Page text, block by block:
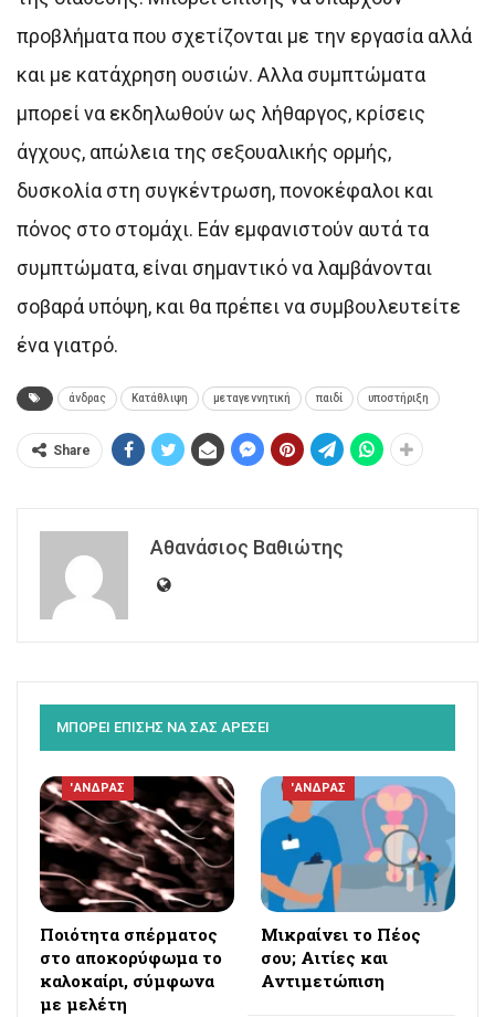
προβλήματα που σχετίζονται με την εργασία αλλά
και με κατάχρηση ουσιών. Αλλα συμπτώματα
μπορεί να εκδηλωθούν ως λήθαργος, κρίσεις
άγχους, απώλεια της σεξουαλικής ορμής,
δυσκολία στη συγκέντρωση, πονοκέφαλοι και
πόνος στο στομάχι. Εάν εμφανιστούν αυτά τα
συμπτώματα, είναι σημαντικό να λαμβάνονται
σοβαρά υπόψη, και θα πρέπει να συμβουλευτείτε
ένα γιατρό.
άνδρας Κατάθλιψη μεταγεννητική παιδί υποστήριξη
Share
Αθανάσιος Βαθιώτης
ΜΠΟΡΕΙ ΕΠΙΣΗΣ ΝΑ ΣΑΣ ΑΡΕΣΕΙ
'ΑΝΔΡΑΣ
Ποιότητα σπέρματος
στο αποκορύφωμα το
καλοκαίρι, σύμφωνα
με μελέτη
'ΑΝΔΡΑΣ
Μικραίνει το Πέος
σου; Αιτίες και
Αντιμετώπιση